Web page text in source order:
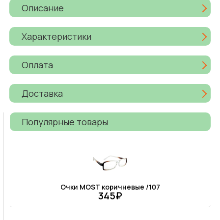
Описание
Характеристики
Оплата
Доставка
Популярные товары
Очки MOST коричневые /107
345₽